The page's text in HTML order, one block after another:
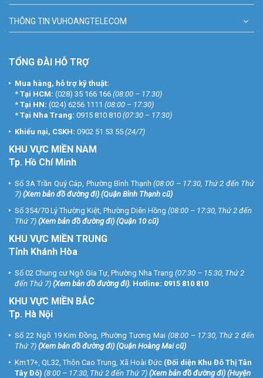
THÔNG TIN VUHOANGTELECOM
TỔNG ĐÀI HỖ TRỢ
Mua hàng, hỗ trợ kỹ thuật:
* Tại HCM: (028) 35 166 166 (08:00 – 17:30)
* Tại HN: (024) 6256 1111 (08:00 – 17:30)
* Tại Nha Trang: 0915 810 810 (07:30 – 17:30)
Khiếu nại, CSKH: 0902 51 53 55 (24/7)
KHU VỰC MIỀN NAM
Tp. Hồ Chí Minh
Số 3A Trần Quý Cáp, Phường Bình Thạnh (08:00 – 17:30, Thứ 2 đến Thứ
7) (Xem bản đồ đường đi) (Quận Bình Thạnh cũ)
Số 354/70 Lý Thường Kiệt, Phường Diên Hồng (08:00 – 17:30, Thứ 2 đến
Thứ 7) (Xem bản đồ đường đi) (Quận 10 cũ)
KHU VỰC MIỀN TRUNG
Tỉnh Khánh Hòa
Số 02 Chung cư Ngô Gia Tự, Phường Nha Trang (07:30 – 15:30, Thứ 2
đến Thứ 7) (Xem bản đồ đường đi). Hotline: 0915 810 810
KHU VỰC MIỀN BẮC
Tp. Hà Nội
Số 22 Ngõ 19 Kim Đồng, Phường Tương Mai (08:00 – 17:30, Thứ 2 đến
Thứ 7) (Xem bản đồ đường đi) (Quận Hoàng Mai cũ)
Km17+, QL32, Thôn Cao Trung, Xã Hoài Đức (Đối diện Khu Đô Thị Tân
Tây Đô) (8:00 – 17:30, Thứ 2 đến Thứ 7) (Xem bản đồ đường đi) (Huyện